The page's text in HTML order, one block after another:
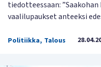
tiedotteessaan:
vaalilupaukset anteeksi
Politiikka, Talous